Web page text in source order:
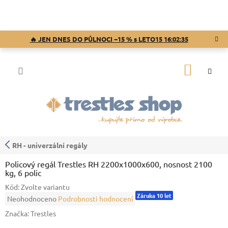
🔥 JEN DNES DO PŮLNOCI −15 % s LETO15 16:02:34
RH - univerzální regály
Policový regál Trestles RH 2200x1000x600, nosnost 2100
kg, 6 polic
Kód:Zvolte variantu
Průměrné
produktu
Neohodnoceno Podrobnosti hodnocení Záruka 10 let
Značka:Trestles